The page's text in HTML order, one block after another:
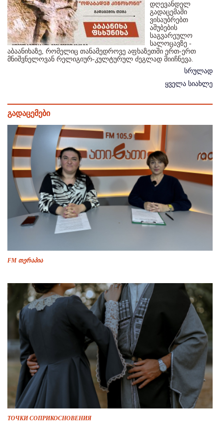
დღევანდელ
გადაცემაში
ვისაუბრებთ
აშუბების
საგვარეულო
სალოცავზე -
აბაანიხაზე, რომელიც თანამედროვე აფხაზეთში ერთ-ერთ
მნიშვნელოვან რელიგიურ-კულტურულ ძეგლად მიიჩნევა.
სრულად
ყველა სიახლე
გადაცემები
FM თერაპია
ТОЧКИ СОПРИКОСНОВЕНИЯ